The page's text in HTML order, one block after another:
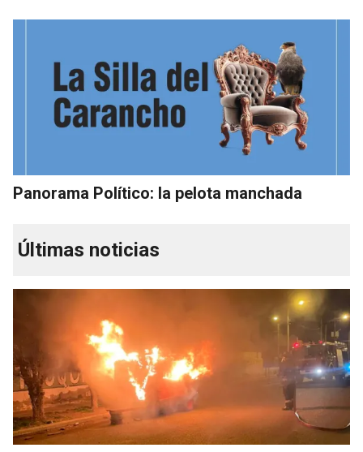
Panorama Político: la pelota manchada
Últimas noticias